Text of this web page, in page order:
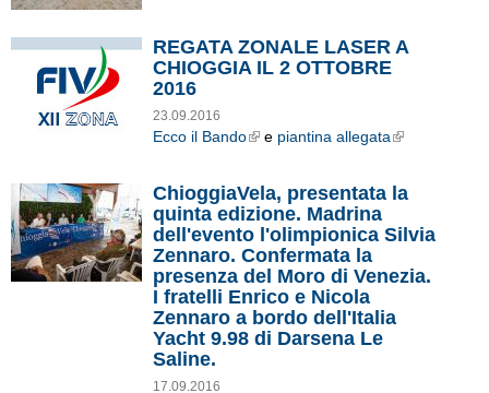
REGATA ZONALE LASER A
CHIOGGIA IL 2 OTTOBRE
2016
23.09.2016
Ecco il Bando
e piantina allegata
ChioggiaVela, presentata la
quinta edizione. Madrina
dell'evento l'olimpionica Silvia
Zennaro. Confermata la
presenza del Moro di Venezia.
I fratelli Enrico e Nicola
Zennaro a bordo dell'Italia
Yacht 9.98 di Darsena Le
Saline.
17.09.2016